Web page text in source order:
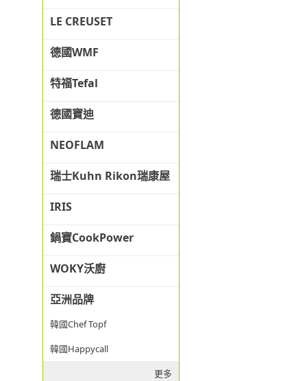
LE CREUSET
德國WMF
特福Tefal
德國寶迪
NEOFLAM
瑞士Kuhn Rikon瑞康屋
IRIS
鍋寶CookPower
WOKY沃廚
亞洲品牌
韓國Chef Topf
韓國Happycall
更多